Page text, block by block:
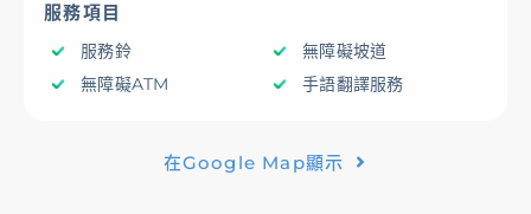
貸款
存匯
服務項目
服務鈴
無障礙坡道
無障礙ATM
手語翻譯服務
在Google Map顯示